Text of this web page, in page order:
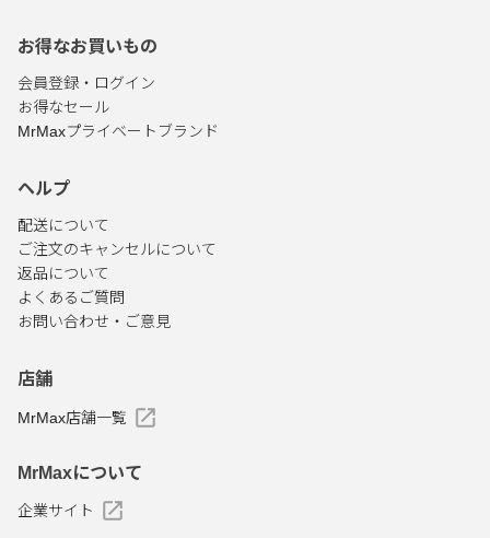
お得なお買いもの
会員登録・ログイン
お得なセール
MrMaxプライベートブランド
ヘルプ
配送について
ご注文のキャンセルについて
返品について
よくあるご質問
お問い合わせ・ご意見
店舗
MrMax店舗一覧
MrMaxについて
企業サイト